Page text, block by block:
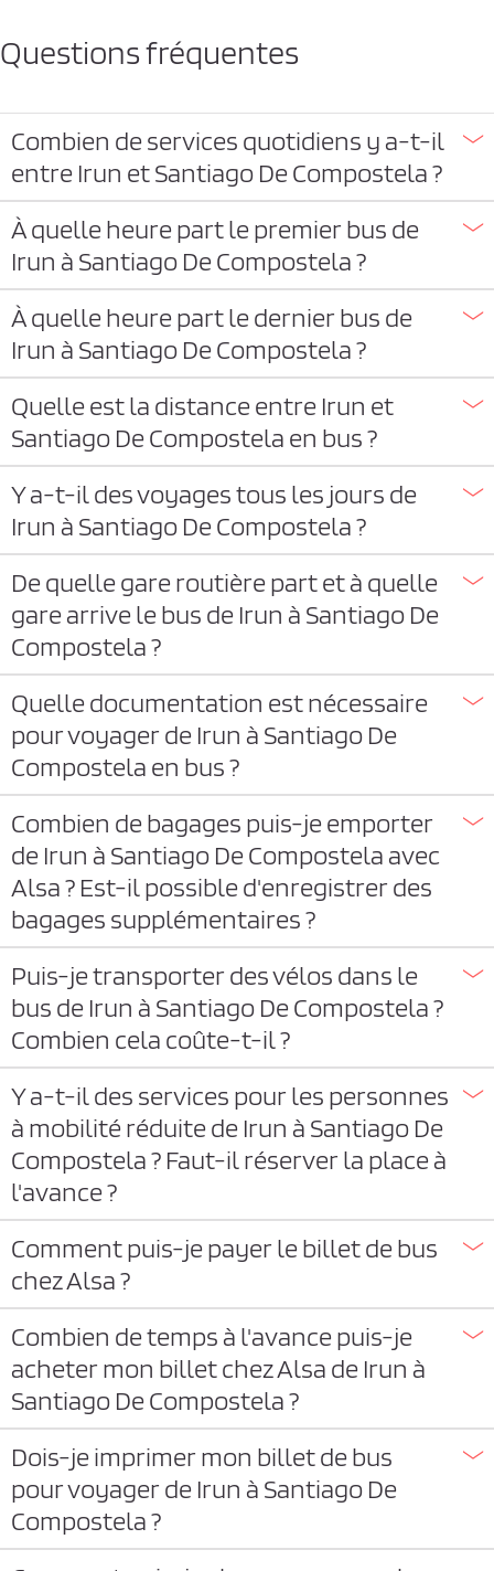
Questions fréquentes
Combien de services quotidiens y a-t-il
entre Irun et Santiago De Compostela ?
À quelle heure part le premier bus de
Irun à Santiago De Compostela ?
À quelle heure part le dernier bus de
Irun à Santiago De Compostela ?
Quelle est la distance entre Irun et
Santiago De Compostela en bus ?
Y a-t-il des voyages tous les jours de
Irun à Santiago De Compostela ?
De quelle gare routière part et à quelle
gare arrive le bus de Irun à Santiago De
Compostela ?
Quelle documentation est nécessaire
pour voyager de Irun à Santiago De
Compostela en bus ?
Combien de bagages puis-je emporter
de Irun à Santiago De Compostela avec
Alsa ? Est-il possible d'enregistrer des
bagages supplémentaires ?
Puis-je transporter des vélos dans le
bus de Irun à Santiago De Compostela ?
Combien cela coûte-t-il ?
Y a-t-il des services pour les personnes
à mobilité réduite de Irun à Santiago De
Compostela ? Faut-il réserver la place à
l'avance ?
Comment puis-je payer le billet de bus
chez Alsa ?
Combien de temps à l'avance puis-je
acheter mon billet chez Alsa de Irun à
Santiago De Compostela ?
Dois-je imprimer mon billet de bus
pour voyager de Irun à Santiago De
Compostela ?